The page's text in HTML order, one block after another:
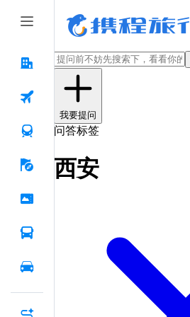
我要提问
问答标签
西安